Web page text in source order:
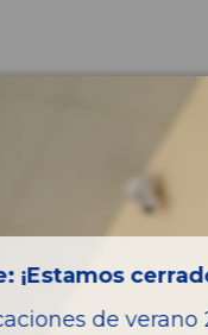
¡Estamos
de